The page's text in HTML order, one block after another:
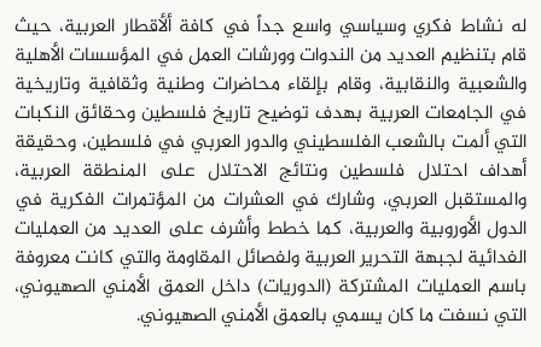
له نشاط فكري وسياسي واسع جداً في كافة ألأقطار العربية، حيث
قام بتنظيم العديد من الندوات وورشات العمل في المؤسسات الأهلية
والشعبية والنقابية، وقام بإلقاء محاضرات وطنية وثقافية وتاريخية
في الجامعات العربية بهدف توضيح تاريخ فلسطين وحقائق النكبات
التي ألمت بالشعب الفلسطيني والدور العربي في فلسطين، وحقيقة
أهداف احتلال فلسطين ونتائج الاحتلال على المنطقة العربية،
والمستقبل العربي، وشارك في العشرات من المؤتمرات الفكرية في
الدول الأوروبية والعربية، كما خطط وأشرف على العديد من العمليات
الفدائية لجبهة التحرير العربية ولفصائل المقاومة والتي كانت معروفة
باسم العمليات المشتركة (الدوريات) داخل العمق الأمني الصهيوني،
التي نسفت ما كان يسمي بالعمق الأمني الصهيوني.